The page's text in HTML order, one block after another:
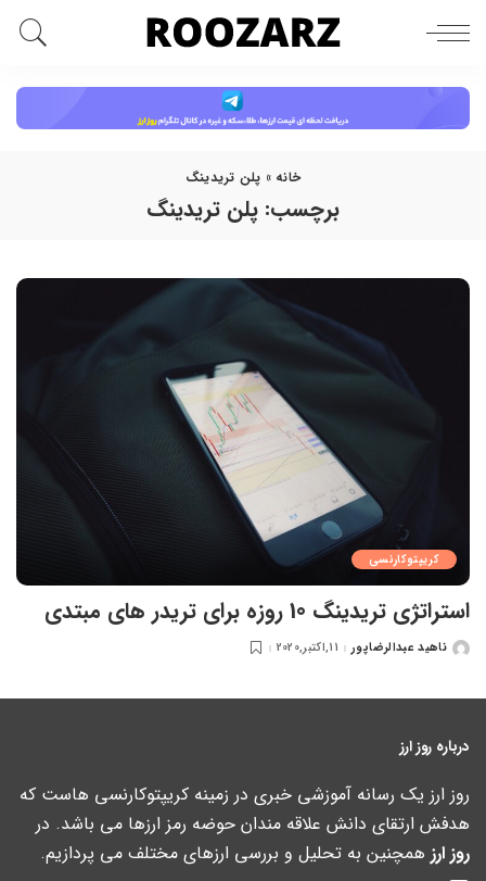
خانه » پلن تریدینگ
برچسب: پلن تریدینگ
کریپتوکارنسی
استراتژی تریدینگ 10 روزه برای تریدر های مبتدی
ارسالناهید عبدالرضاپور 11,اکتبر,2020
درباره روز ارز
روز ارز یک رسانه آموزشی خبری در زمینه کریپتوکارنسی هاست که
هدفش ارتقای دانش علاقه مندان حوضه رمز ارزها می باشد. در
روز ارز همچنین به تحلیل و بررسی ارزهای مختلف می پردازیم.